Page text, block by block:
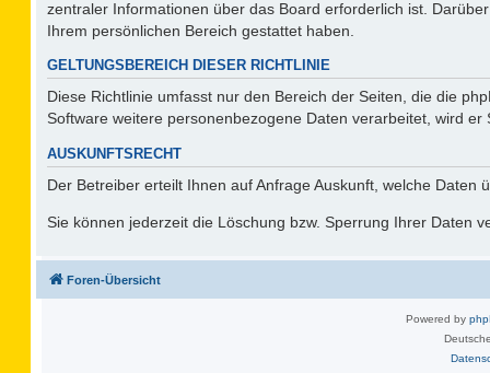
zentraler Informationen über das Board erforderlich ist.
Ihrem persönlichen Bereich gestattet haben.
GELTUNGSBEREICH DIESER RICHTLINIE
Diese Richtlinie umfasst nur den Bereich der Seiten, die die
Software weitere personenbezogene Daten verarbeitet, wird
AUSKUNFTSRECHT
Der Betreiber erteilt Ihnen auf Anfrage Auskunft, welche Daten
Sie können jederzeit die Löschung bzw. Sperrung Ihrer Daten
Foren-Übersicht
Powered by